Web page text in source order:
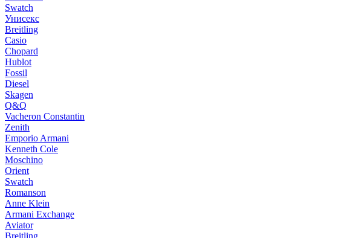
Swatch
Унисекс
Breitling
Casio
Chopard
Hublot
Fossil
Diesel
Skagen
Q&Q
Vacheron Constantin
Zenith
Emporio Armani
Kenneth Cole
Moschino
Orient
Swatch
Romanson
Anne Klein
Armani Exchange
Aviator
Breitling